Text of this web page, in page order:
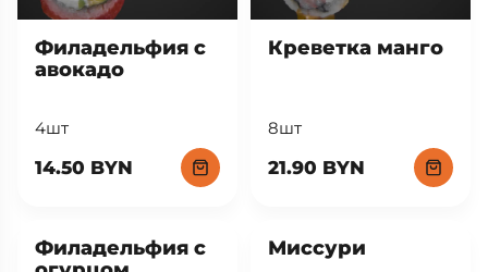
Филадельфия с
авокадо
4шт
14.50 BYN
Креветка манго
8шт
21.90 BYN
Филадельфия с
Миссури